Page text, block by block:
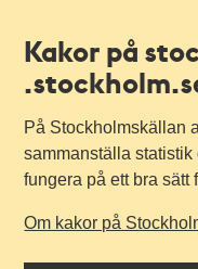
Kakor på
På Stockholmskällan
sammanställa
fungera på ett bra sätt
Om kakor på